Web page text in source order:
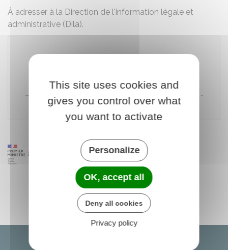
À adresser à la Direction de l'information légale et
administrative (Dila).
Direction de l'information légale et administrative (Dila) -
Premier ministre
This site uses cookies and
gives you control over what
you want to activate
Personalize
OK, accept all
Deny all cookies
Privacy policy